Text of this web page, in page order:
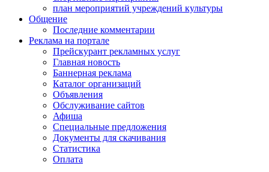
план мероприятий учреждений культуры
Общение
Последние комментарии
Реклама на портале
Прейскурант рекламных услуг
Главная новость
Баннерная реклама
Каталог организаций
Объявления
Обслуживание сайтов
Афиша
Специальные предложения
Документы для скачивания
Статистика
Оплата